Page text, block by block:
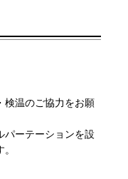
検温のご協力をお願
パーテーションを設